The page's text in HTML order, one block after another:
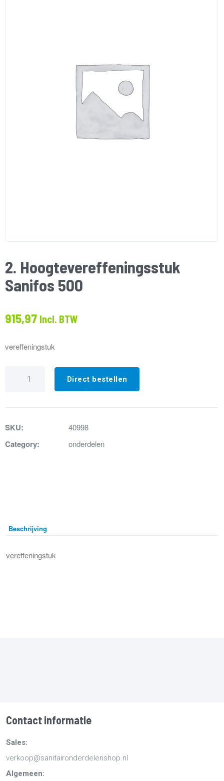
2. Hoogtevereffeningsstuk
Sanifos 500
915,97 Incl. BTW
vereffeningstuk
HoogtevereffeningsstukDirect bestellen
SKU: 40998
Category: onderdelen
Beschrijving
vereffeningstuk
Contact informatie
Sales:
verkoop@sanitaironderdelenshop.nl
Algemeen: